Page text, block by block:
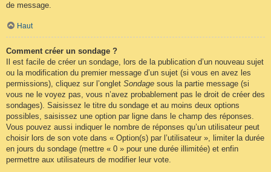
de message.
Haut
Comment créer un sondage ?
Il est facile de créer un sondage, lors de la publication d’un nouveau sujet
ou la modification du premier message d’un sujet (si vous en avez les
permissions), cliquez sur l’onglet Sondage sous la partie message (si
vous ne le voyez pas, vous n’avez probablement pas le droit de créer des
sondages). Saisissez le titre du sondage et au moins deux options
possibles, saisissez une option par ligne dans le champ des réponses.
Vous pouvez aussi indiquer le nombre de réponses qu’un utilisateur peut
choisir lors de son vote dans « Option(s) par l’utilisateur », limiter la durée
en jours du sondage (mettre « 0 » pour une durée illimitée) et enfin
permettre aux utilisateurs de modifier leur vote.